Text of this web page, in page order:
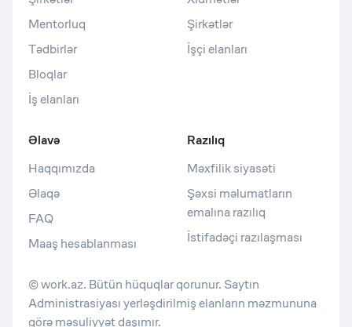
Mentorluq
Tədbirlər
Bloqlar
İş elanları
Şirkətlər
İşçi elanları
Əlavə
Haqqımızda
Əlaqə
FAQ
Maaş hesablanması
Razılıq
Məxfilik siyasəti
Şəxsi məlumatların
emalına razılıq
İstifadəçi razılaşması
© work.az. Bütün hüquqlar qorunur. Saytın
Administrasiyası yerləşdirilmiş elanların məzmununa
görə məsuliyyət daşımır.